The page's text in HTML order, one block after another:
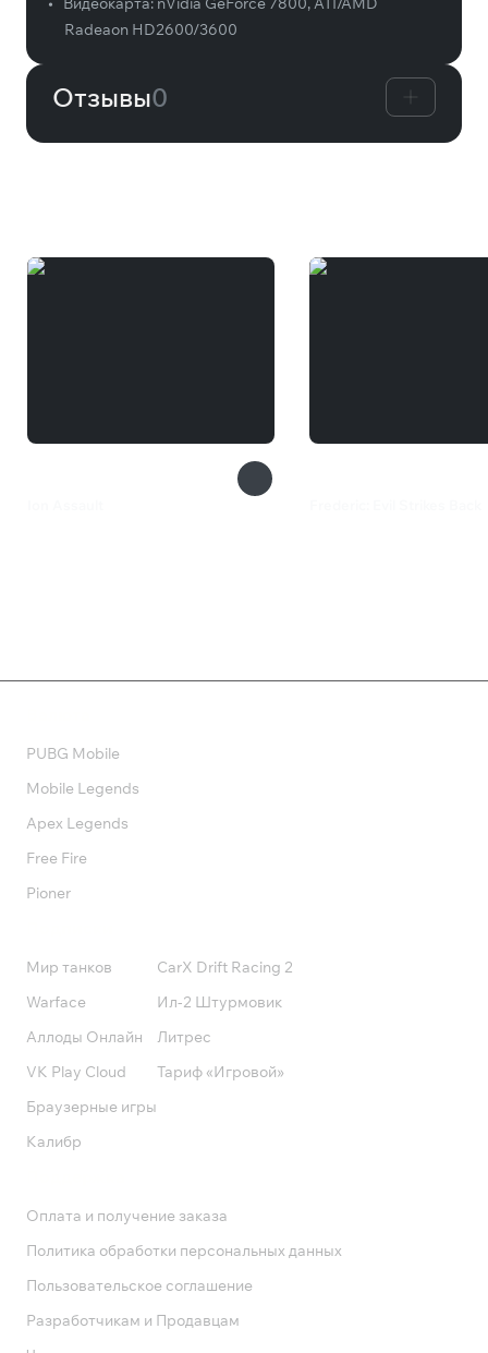
Radeaon HD2600/3600
Отзывы0
PUBG Mobile
Mobile Legends
Apex Legends
Free Fire
Pioner
Мир танков
Warface
Аллоды Онлайн
VK Play Cloud
Браузерные игры
Калибр
CarX Drift Racing 2
Ил-2 Штурмовик
Литрес
Тариф «Игровой»
Оплата и получение заказа
Политика обработки персональных данных
Пользовательское соглашение
Разработчикам и Продавцам